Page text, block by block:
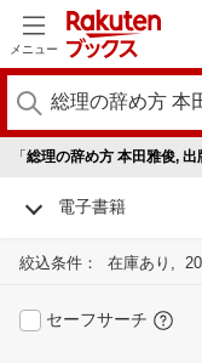
メニュー
「 総理の辞め方 本田雅俊,
電子書籍
絞込条件： 在庫あり
セーフサーチ